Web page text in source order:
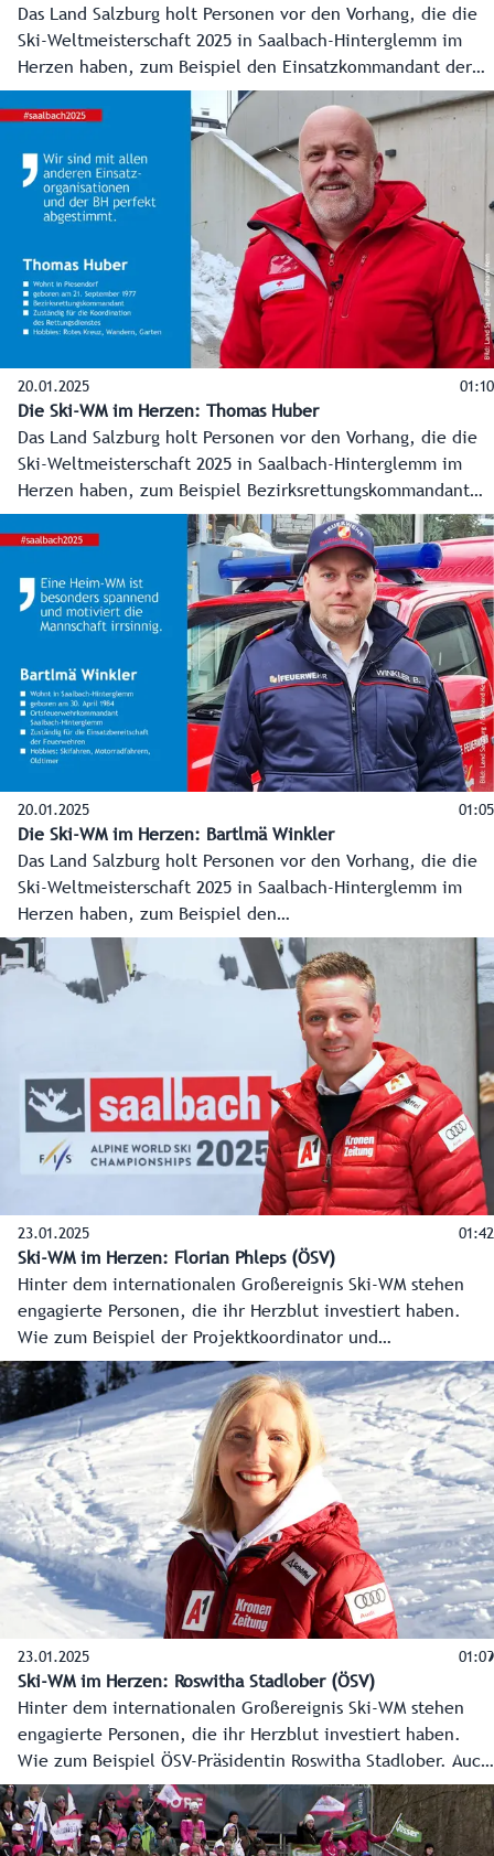
Das Land Salzburg holt Personen vor den Vorhang, die die
Ski-Weltmeisterschaft 2025 in Saalbach-Hinterglemm im
Herzen haben, zum Beispiel den Einsatzkommandant der
Polizei Gottfried Gamsjäger.
20.01.2025 01:10
Die Ski-WM im Herzen: Thomas Huber
Das Land Salzburg holt Personen vor den Vorhang, die die
Ski-Weltmeisterschaft 2025 in Saalbach-Hinterglemm im
Herzen haben, zum Beispiel Bezirksrettungskommandant
Thomas Huber.
20.01.2025 01:05
Die Ski-WM im Herzen: Bartlmä Winkler
Das Land Salzburg holt Personen vor den Vorhang, die die
Ski-Weltmeisterschaft 2025 in Saalbach-Hinterglemm im
Herzen haben, zum Beispiel den
Ortsfeuerwehrkommandanten von Saalbach-Hinterglemm
Bartlmä Winkler.
23.01.2025 01:42
Ski-WM im Herzen: Florian Phleps (ÖSV)
Hinter dem internationalen Großereignis Ski-WM stehen
engagierte Personen, die ihr Herzblut investiert haben.
Wie zum Beispiel der Projektkoordinator und
Organisationschef des ÖSV Florian Phleps. Auch er hat die
Ski-WM im Herzen.
23.01.2025 01:09
Ski-WM im Herzen: Roswitha Stadlober (ÖSV)
Hinter dem internationalen Großereignis Ski-WM stehen
engagierte Personen, die ihr Herzblut investiert haben.
Wie zum Beispiel ÖSV-Präsidentin Roswitha Stadlober. Auch
sie hat die Ski-WM im Herzen.